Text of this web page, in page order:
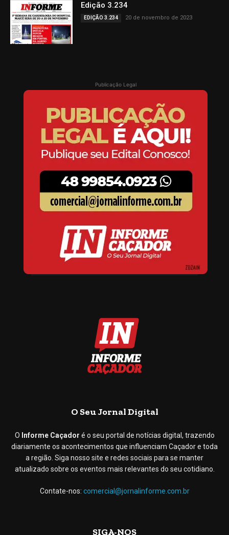
Edição 3.234
EDIÇÃO 3.234 20 de novembro de 2023
Publicação Legal
O Seu Jornal Digital
O Informe Caçador é o seu portal de notícias digital, trazendo
diariamente os acontecimentos que influenciam Caçador e toda
a região. Siga nosso site e redes sociais para se manter
atualizado sobre os eventos mais relevantes do seu cotidiano.
Contate-nos: comercial@jornalinforme.com.br
SIGA-NOS